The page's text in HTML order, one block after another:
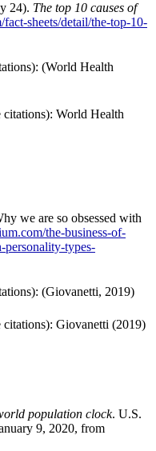
24). The top 10 causes of
sheets/detail/the-top-10-
(World Health
citations): World Health
we are so obsessed with
the-business-of-
personality-types-
(Giovanetti, 2019)
citations): Giovanetti (2019)
population clock. U.S.
9, 2020, from